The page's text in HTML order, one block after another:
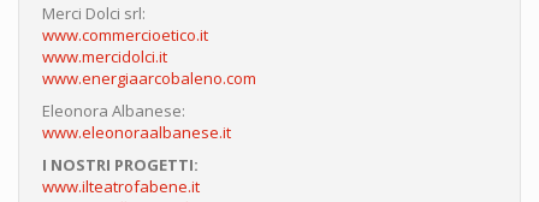
Merci Dolci srl:
www.commercioetico.it
www.mercidolci.it
www.energiaarcobaleno.com
Eleonora Albanese:
www.eleonoraalbanese.it
I NOSTRI PROGETTI:
www.ilteatrofabene.it